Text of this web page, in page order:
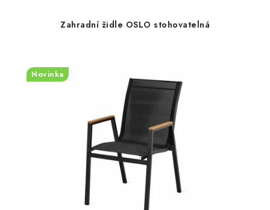
Zahradní židle OSLO stohovatelná
Novinka